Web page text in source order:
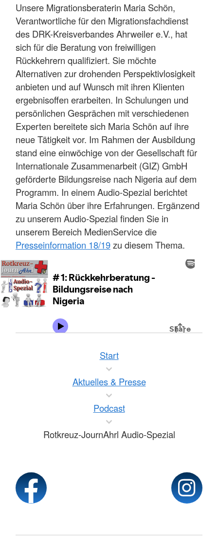
Unsere Migrationsberaterin Maria Schön,
Verantwortliche für den Migrationsfachdienst
des DRK-Kreisverbandes Ahrweiler e.V., hat
sich für die Beratung von freiwilligen
Rückkehrern qualifiziert. Sie möchte
Alternativen zur drohenden Perspektivlosigkeit
anbieten und auf Wunsch mit ihren Klienten
ergebnisoffen erarbeiten. In Schulungen und
persönlichen Gesprächen mit verschiedenen
Experten bereitete sich Maria Schön auf ihre
neue Tätigkeit vor. Im Rahmen der Ausbildung
stand eine einwöchige von der Gesellschaft für
Internationale Zusammenarbeit (GIZ) GmbH
geförderte Bildungsreise nach Nigeria auf dem
Programm. In einem Audio-Spezial berichtet
Maria Schön über ihre Erfahrungen. Ergänzend
zu unserem Audio-Spezial finden Sie in
unserem Bereich MedienService die
Presseinformation 18/19zu diesem Thema.
Start
Aktuelles & Presse
Podcast
Rotkreuz-JournAhrl Audio-Spezial